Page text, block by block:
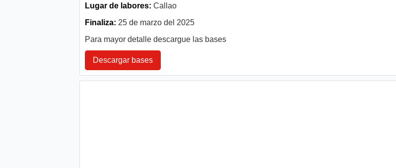
Lugar de labores: Callao
Finaliza: 25 de marzo del 2025
Para mayor detalle descargue las bases
Descargar bases